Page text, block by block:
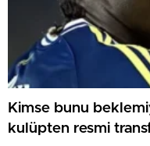
Kimse bunu
kulüpten resmi